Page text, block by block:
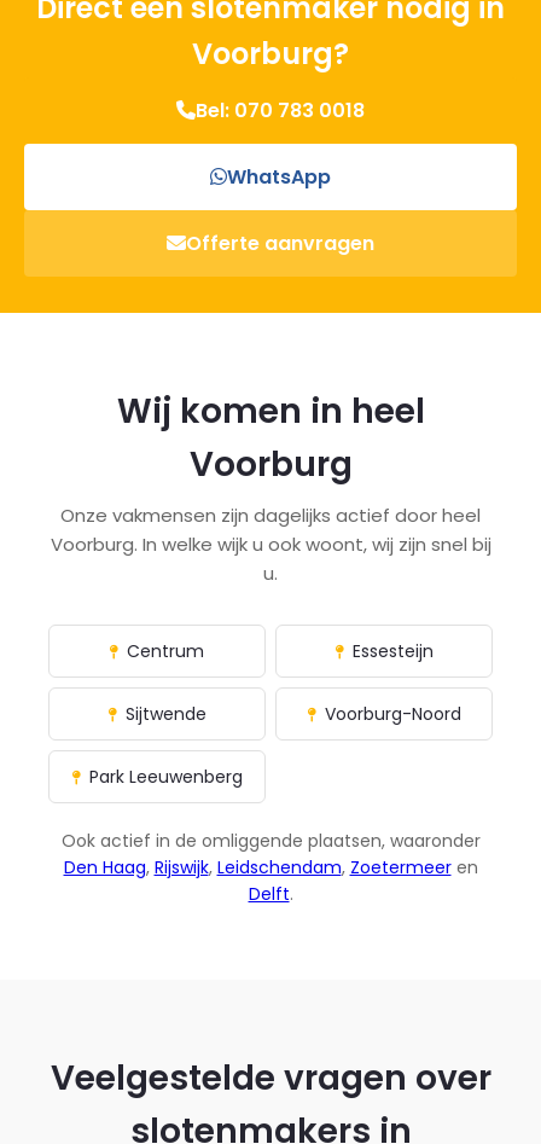
Voorburg?
WhatsApp
Bel: 070 783 0018
Offerte aanvragen
Wij komen in heel
Voorburg
Onze vakmensen zijn dagelijks actief door heel
Voorburg. In welke wijk u ook woont, wij zijn snel bij
u.
Centrum Essesteijn
Sijtwende Voorburg-Noord
Park Leeuwenberg
Ook actief in de omliggende plaatsen, waaronder
Den Haag, Rijswijk, Leidschendam, Zoetermeeren
Delft.
Veelgestelde vragen over
slotenmakers in